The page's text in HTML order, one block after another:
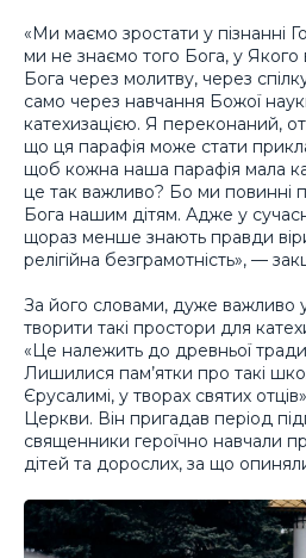
«Ми маємо зростати у пізнанні
ми не знаємо того Бога, у Якого
Бога через молитву, через
само через навчання Божої
катехизацією. Я переконаний,
що ця парафія може стати
щоб кожна наша парафія мала
це так важливо? Бо ми повинні
Бога нашим дітям. Адже у
щораз менше знають правди
релігійна безграмотність», —
За його словами, дуже важливо
творити такі простори для
«Це належить до древньої
Лишилися пам’ятки про такі
Єрусалимі, у творах святих
Церкви. Він пригадав період
священники героїчно навчали
дітей та дорослих, за що